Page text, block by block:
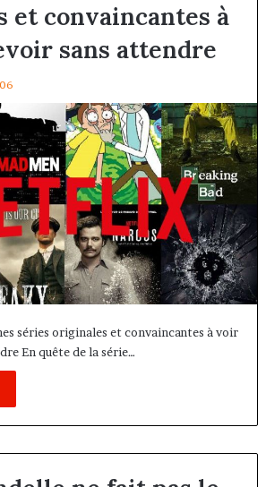
et convaincantes à
sans attendre
séries originales et convaincantes à voir
En quête de la série…